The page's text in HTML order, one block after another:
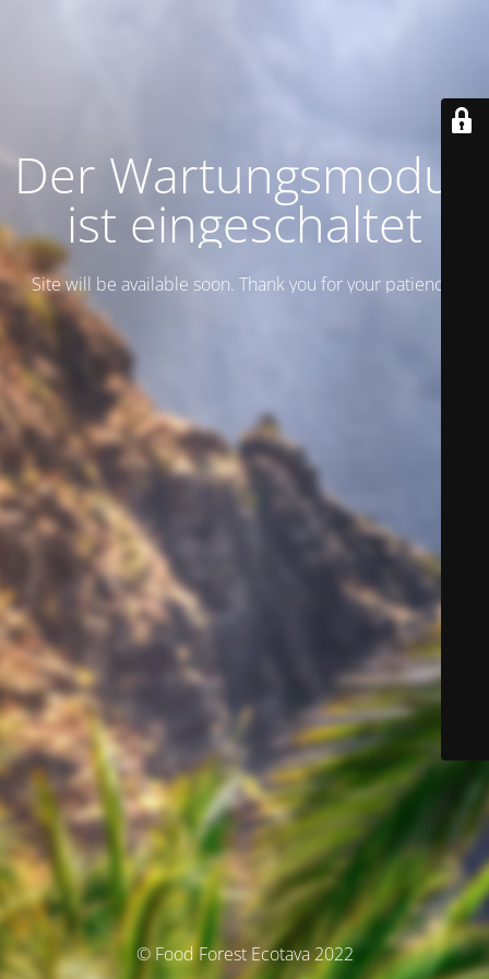
Der Wartungsmodus
ist eingeschaltet
Site will be available soon. Thank you for your patience!
© Food Forest Ecotava 2022